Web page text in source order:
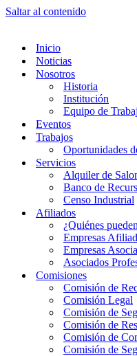
Saltar al contenido
Inicio
Noticias
Nosotros
Historia
Institución
Equipo de
Eventos
Trabajos
Oportunidades
Servicios
Alquiler de
Banco de
Censo Industrial
Afiliados
¿Quiénes
Empresas
Empresas
Asociados
Comisiones
Comisión de
Comisión Legal
Comisión de
Comisión de
Comisión de
Comisión de